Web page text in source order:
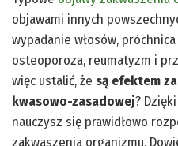
objawami innych
wypadanie włosów,
osteoporoza, reumatyzm i
więc ustalić, że są efektem
kwasowo-zasadowej?
nauczysz się prawidłowo